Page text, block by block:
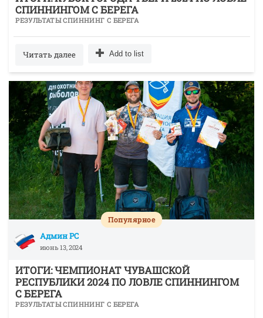
СПИННИНГОМ С БЕРЕГА
РЕЗУЛЬТАТЫ СПИННИНГ С БЕРЕГА
Читать далее Add to list
Админ РС
июнь 13, 2024
Популярное
ИТОГИ: ЧЕМПИОНАТ ЧУВАШСКОЙ
РЕСПУБЛИКИ 2024 ПО ЛОВЛЕ СПИННИНГОМ
С БЕРЕГА
РЕЗУЛЬТАТЫ СПИННИНГ С БЕРЕГА